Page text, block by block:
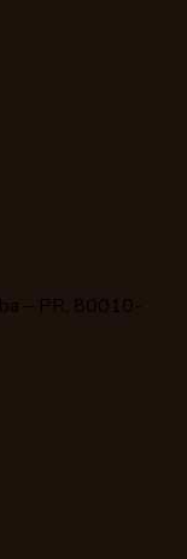
– PR, 80010-